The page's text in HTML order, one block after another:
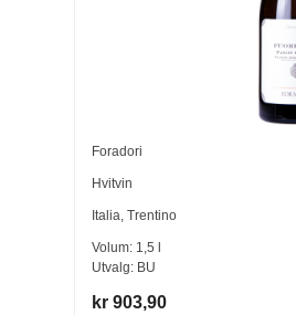
Foradori
Hvitvin
Italia ,Trentino
Volum: 1,5 l
Utvalg: BU
kr 903,90